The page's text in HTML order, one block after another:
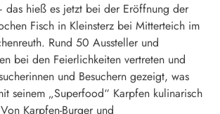
hieß es jetzt bei der Eröffnung der
Fisch in Kleinsterz bei Mitterteich im
Rund 50 Aussteller und
bei den Feierlichkeiten vertreten und
und Besuchern gezeigt, was
seinem „Superfood“ Karpfen kulinarisch
Karpfen-Burger und